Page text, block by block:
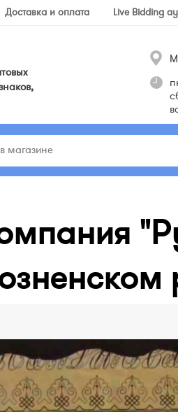
Доставка и оплата Live Bidding